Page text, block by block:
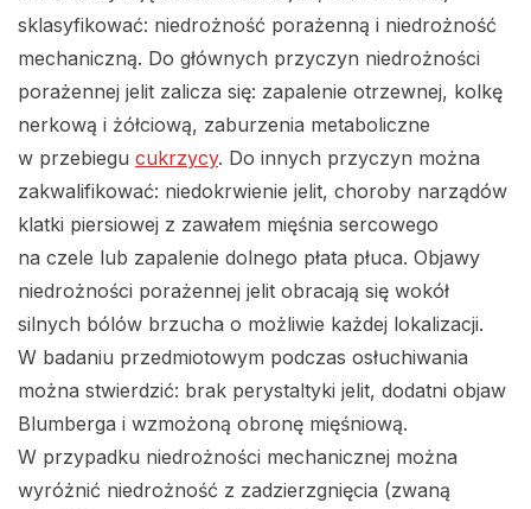
sklasyfikować: niedrożność porażenną i niedrożność
mechaniczną. Do głównych przyczyn niedrożności
porażennej jelit zalicza się: zapalenie otrzewnej, kolkę
nerkową i żółciową, zaburzenia metaboliczne
w przebiegu cukrzycy. Do innych przyczyn można
zakwalifikować: niedokrwienie jelit, choroby narządów
klatki piersiowej z zawałem mięśnia sercowego
na czele lub zapalenie dolnego płata płuca. Objawy
niedrożności porażennej jelit obracają się wokół
silnych bólów brzucha o możliwie każdej lokalizacji.
W badaniu przedmiotowym podczas osłuchiwania
można stwierdzić: brak perystaltyki jelit, dodatni objaw
Blumberga i wzmożoną obronę mięśniową.
W przypadku niedrożności mechanicznej można
wyróżnić niedrożność z zadzierzgnięcia (zwaną